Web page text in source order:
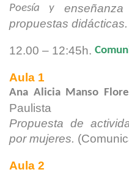
Poesía y
propuestas didácticas.
12.00 – 12:45h.
Aula 1
Ana Alicia Manso
Paulista
Propuesta de
por mujeres.
Aula 2